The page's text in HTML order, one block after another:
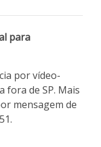
para
por vídeo-
fora de SP. Mais
mensagem de